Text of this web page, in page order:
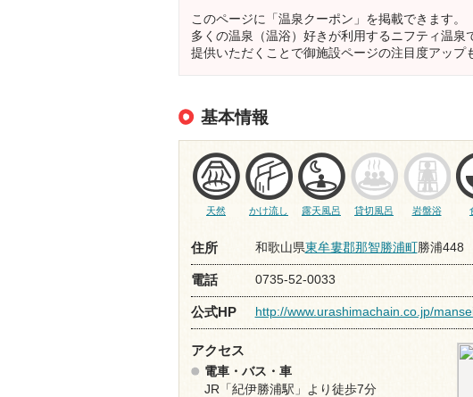
このページに「温泉クーポン」を掲載できます。
多くの温泉（温浴）好きが利用するニフティ温泉
提供いただくことで御施設ページの注目度アップ
基本情報
天然 かけ流し 露天風呂 貸切風呂 岩盤浴
住所 和歌山県東牟婁郡那智勝浦町勝浦448
電話 0735-52-0033
公式HP http://www.urashimachain.co.jp/
アクセス
電車・バス・車
JR「紀伊勝浦駅」より徒歩7分